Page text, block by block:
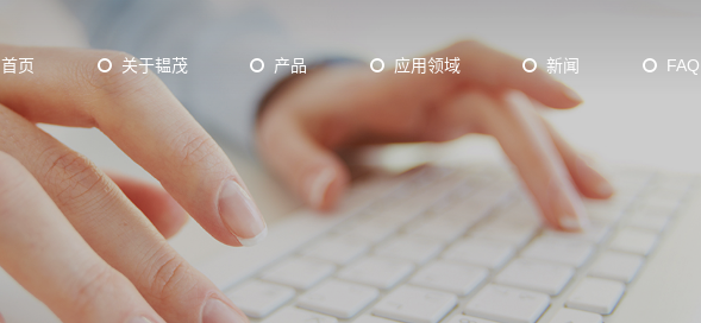
首页 关于韫茂 产品
ALD Plasma Batch ALD
Thermal Batch ALD
CVD
应用领域 新闻 FAQ